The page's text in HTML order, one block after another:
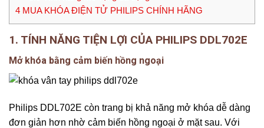
4 MUA KHÓA ĐIỆN TỬ PHILIPS CHÍNH HÃNG
1. TÍNH NĂNG TIỆN LỢI CỦA PHILIPS DDL702E
Mở khóa bằng cảm biến hồng ngoại
Philips DDL702E còn trang bị khả năng mở khóa dễ dàng
đơn giản hơn nhờ cảm biến hồng ngoại ở mặt sau. Với